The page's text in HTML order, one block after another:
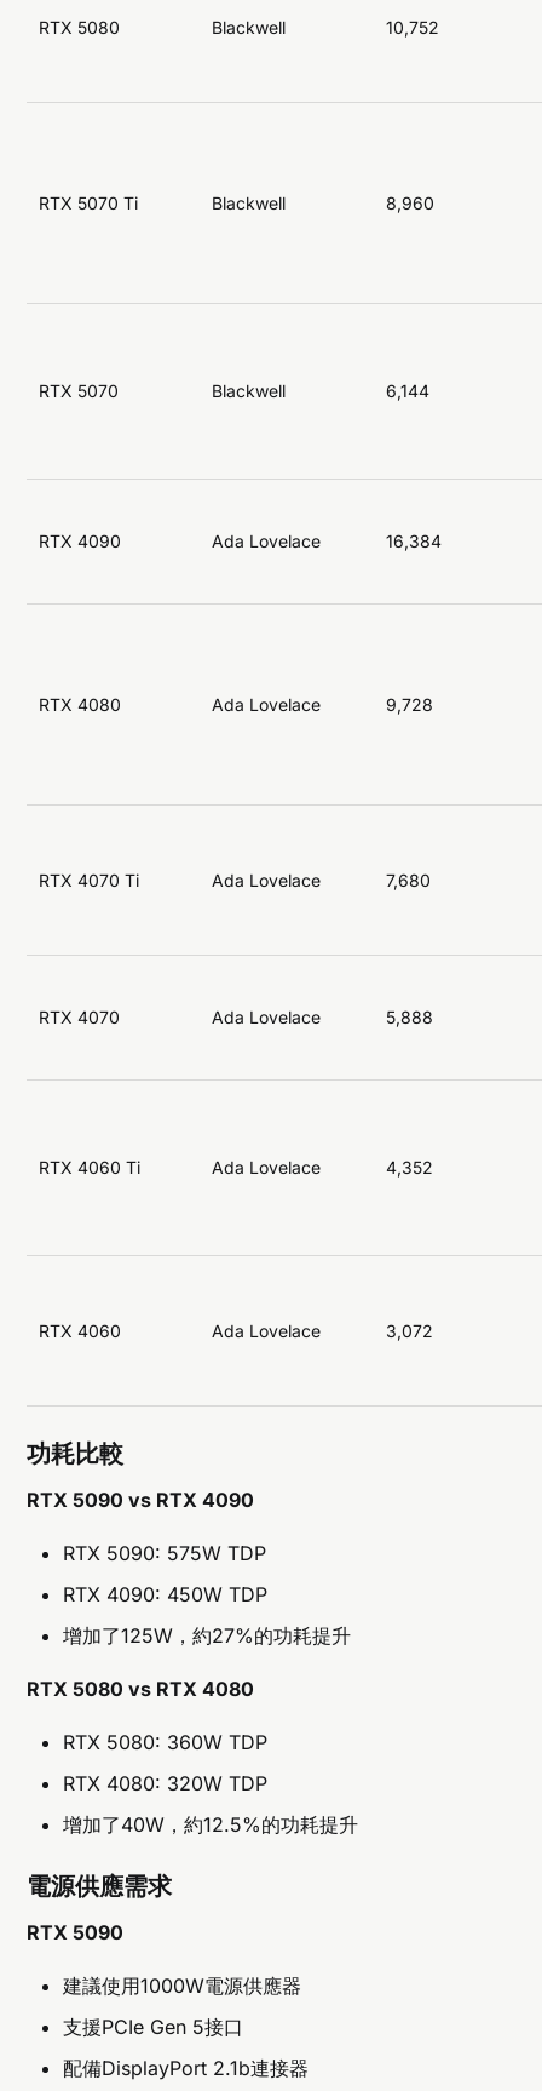
RTX 5080 Blackwell 10,752
RTX 5070 Ti Blackwell 8,960
RTX 5070 Blackwell 6,144
RTX 4090 Ada Lovelace 16,384
RTX 4080 Ada Lovelace 9,728
RTX 4070 Ti Ada Lovelace 7,680
RTX 4070 Ada Lovelace 5,888
RTX 4060 Ti Ada Lovelace 4,352
RTX 4060 Ada Lovelace 3,072
功耗比較
RTX 5090 vs RTX 4090
RTX 5090: 575W TDP
RTX 4090: 450W TDP
增加了125W，約27%的功耗提升
RTX 5080 vs RTX 4080
RTX 5080: 360W TDP
RTX 4080: 320W TDP
增加了40W，約12.5%的功耗提升
電源供應需求
RTX 5090
建議使用1000W電源供應器
支援PCIe Gen 5接口
配備DisplayPort 2.1b連接器